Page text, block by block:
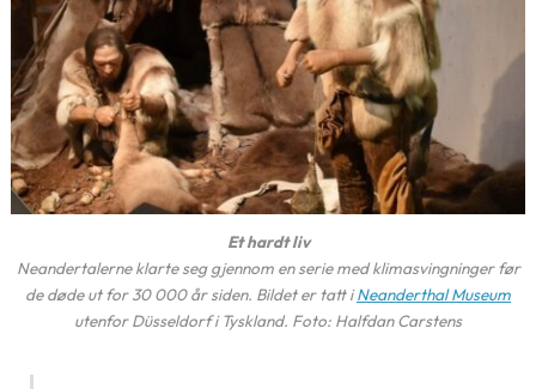
Et hardt liv
Neandertalerne klarte seg gjennom en serie med klimasvingninger før
de døde ut for 30 000 år siden. Bildet er tatt iNeanderthal Museum
utenfor Düsseldorf i Tyskland. Foto: Halfdan Carstens